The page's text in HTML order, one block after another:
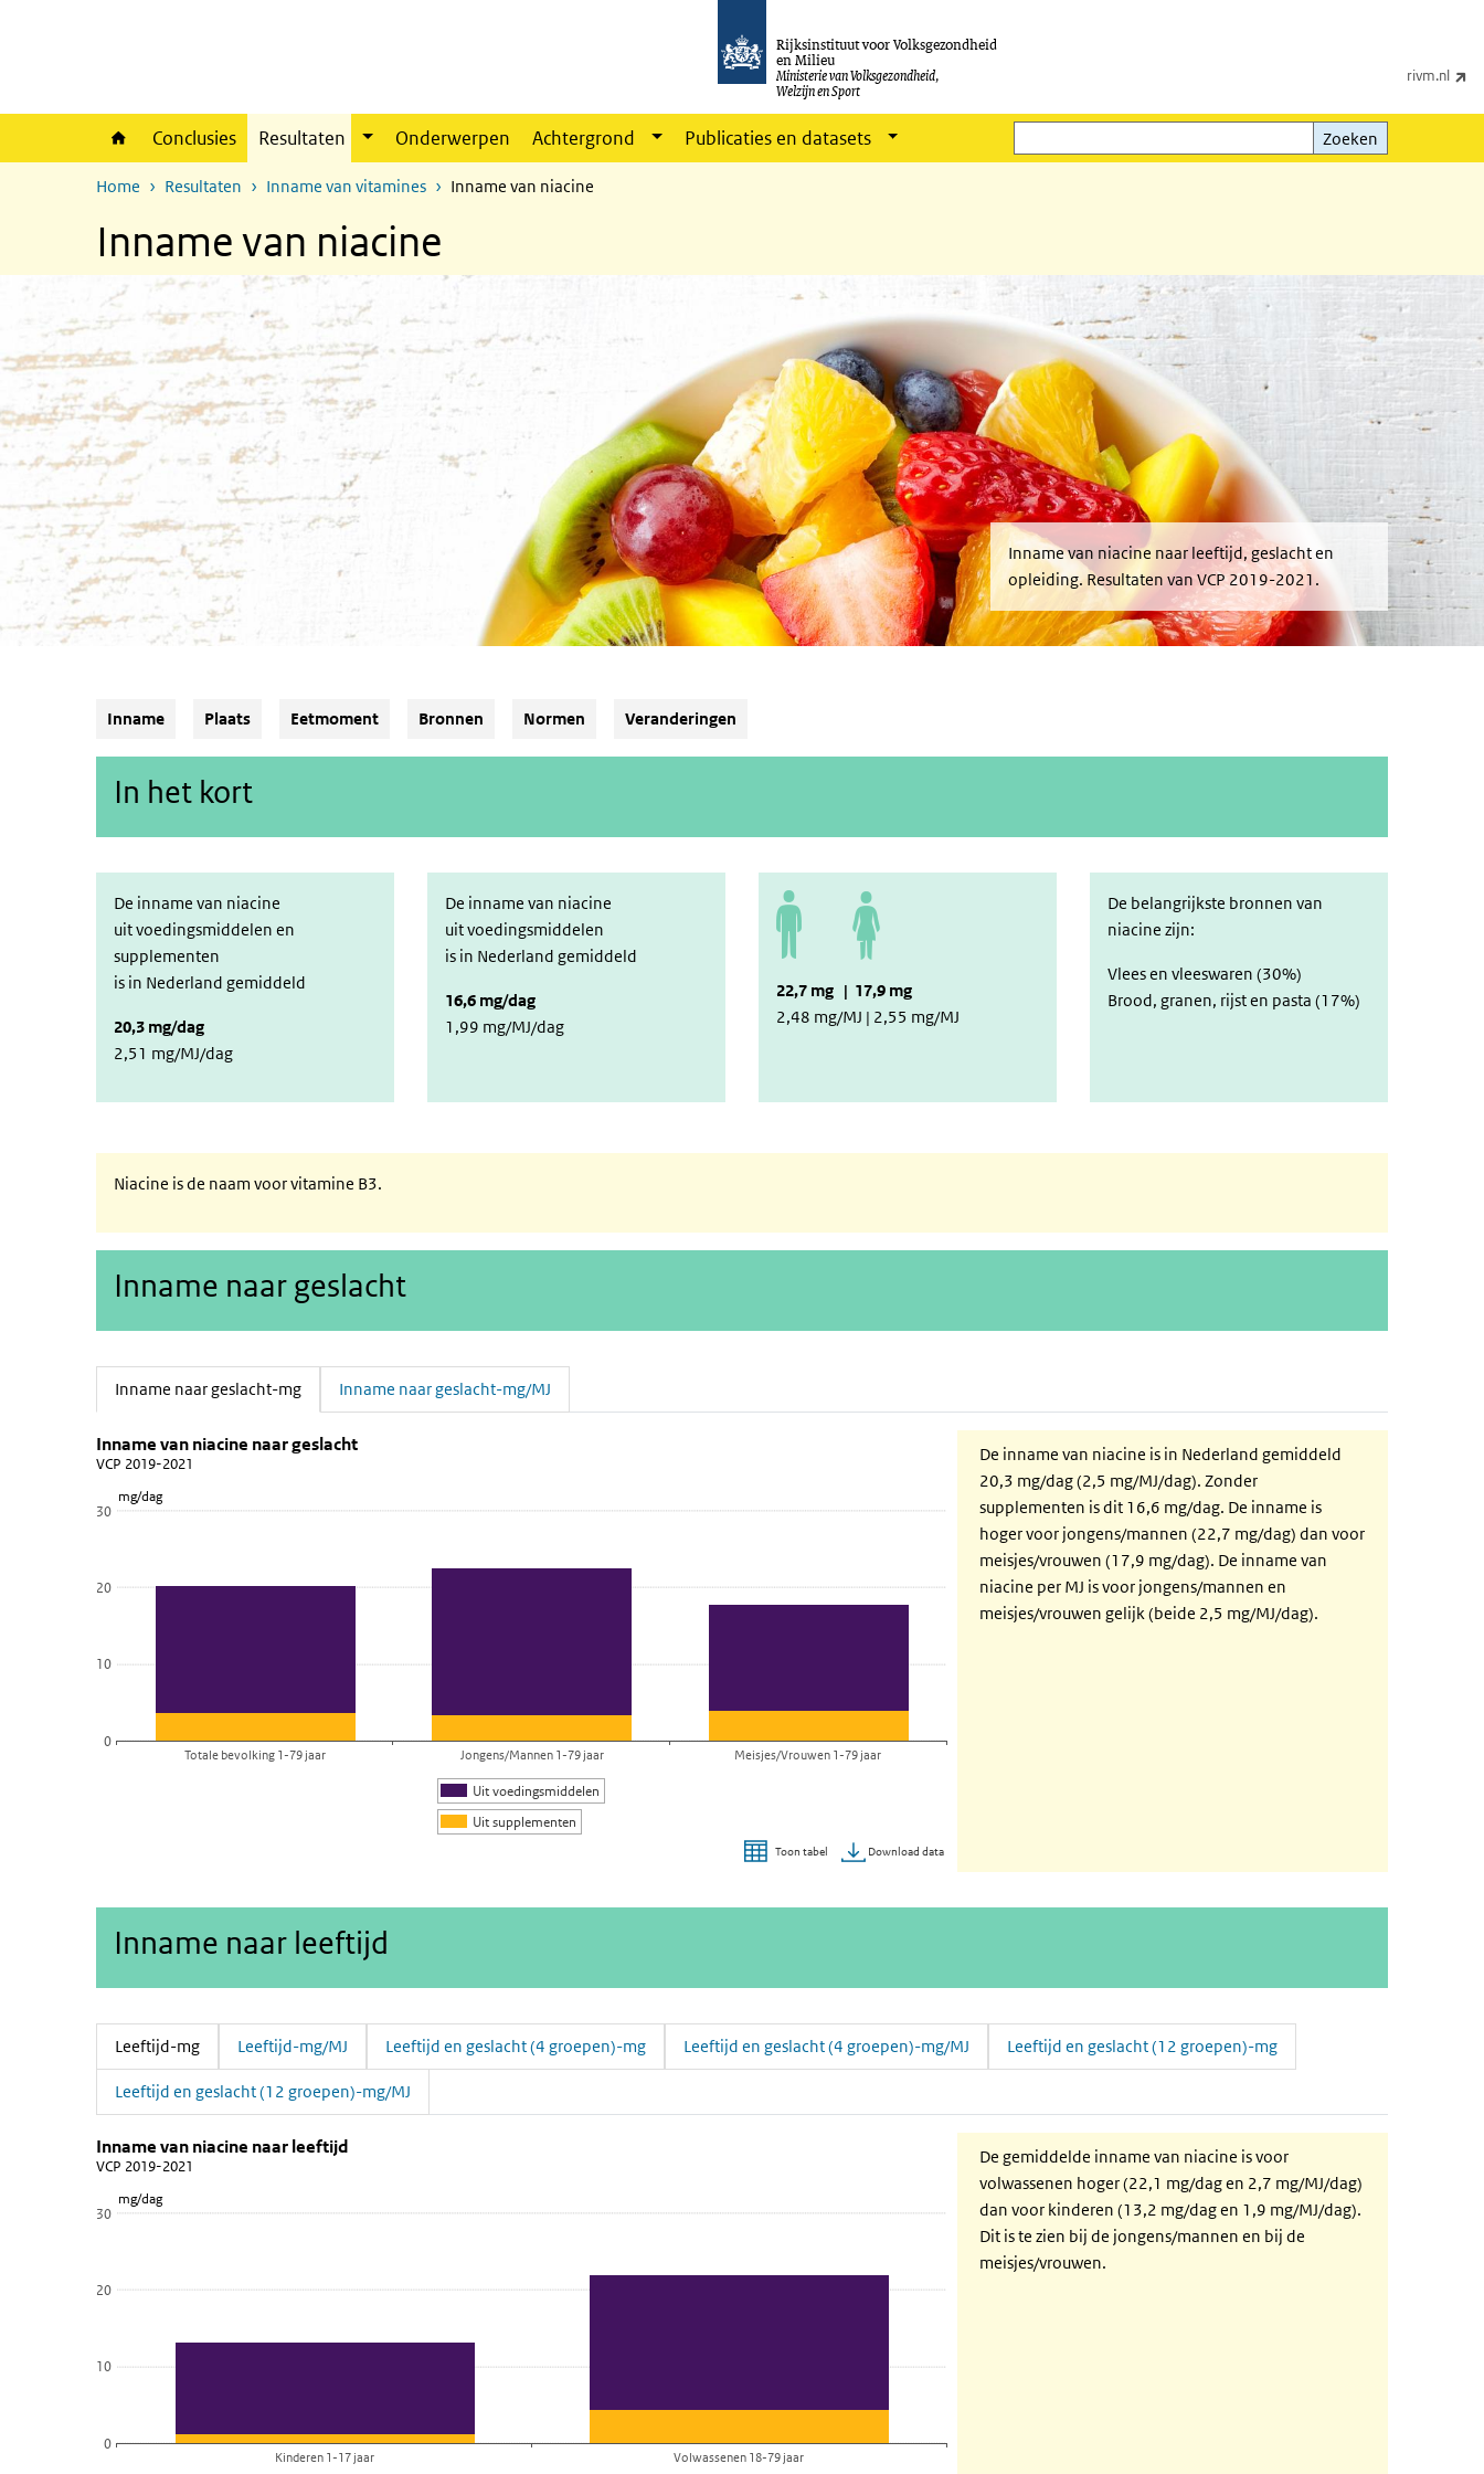
Rijksinstituut voor Volksgezondheid
en Milieu
Ministerie van Volksgezondheid,
Welzijn en Sport
rivm.nl
Conclusies Resultaten Onderwerpen Achtergrond Publicaties en datasets
Zoeken
Zoeken
Home Resultaten Inname van vitamines Inname van niacine
Inname van niacine
Inname van niacine naar leeftijd, geslacht en
opleiding. Resultaten van VCP 2019-2021.
Inname Plaats Eetmoment Bronnen Normen Veranderingen
In het kort
De inname van niacine
uit voedingsmiddelen en
supplementen
is in Nederland gemiddeld
20,3 mg/dag
2,51 mg/MJ/dag
De inname van niacine
uit voedingsmiddelen
is in Nederland gemiddeld
16,6 mg/dag
1,99 mg/MJ/dag
22,7 mg | 17,9 mg
2,48 mg/MJ | 2,55 mg/MJ
De belangrijkste bronnen van
niacine zijn:
Vlees en vleeswaren (30%)
Brood, granen, rijst en pasta (17%)
Niacine is de naam voor vitamine B3.
Inname naar geslacht
Inname naar geslacht-mg
Inname naar geslacht-mg/MJ
Inname naar geslacht-mg
Sla de grafiek 'Inname van niacine naar geslacht' over en ga naar de datatabel
Inname van niacine naar geslacht
VCP 2019-2021
De grafiek heeft 1 X-as die categories weergeeft.
De grafiek heeft 1 Y-as die mg/dag weergeeft.
mg/dag
Inname van niacine naar geslacht
VCP 2019-2021
Uit voedingsmiddelen
Uit supplementen
0
10
20
30
Totale bevolking 1-79 jaar Jongens/Mannen 1-79 jaar Meisjes/Vrouwen 1-79 jaar
Toon tabel Download data
De inname van niacine is in Nederland gemiddeld
20,3 mg/dag (2,5 mg/MJ/dag). Zonder
supplementen is dit 16,6 mg/dag. De inname is
hoger voor jongens/mannen (22,7 mg/dag) dan voor
meisjes/vrouwen (17,9 mg/dag). De inname van
niacine per MJ is voor jongens/mannen en
meisjes/vrouwen gelijk (beide 2,5 mg/MJ/dag).
Inname naar leeftijd
Leeftijd-mg
(Actieve tab)
Leeftijd-mg/MJ Leeftijd en geslacht (4 groepen)-mg Leeftijd en geslacht (4 groepen)-mg/MJ Leeftijd en geslacht (12 groepen)-mg
Leeftijd en geslacht (12 groepen)-mg/MJ
Leeftijd-mg
Sla de grafiek 'Inname van niacine naar leeftijd' over en ga naar de datatabel
Inname van niacine naar leeftijd
VCP 2019-2021
De grafiek heeft 1 Y-as die mg/dag weergeeft.
mg/dag
Inname van niacine naar leeftijd
VCP 2019-2021
0
10
20
30
Kinderen 1-17 jaar Volwassenen 18-79 jaar
De gemiddelde inname van niacine is voor
volwassenen hoger (22,1 mg/dag en 2,7 mg/MJ/dag)
dan voor kinderen (13,2 mg/dag en 1,9 mg/MJ/dag).
Dit is te zien bij de jongens/mannen en bij de
meisjes/vrouwen.